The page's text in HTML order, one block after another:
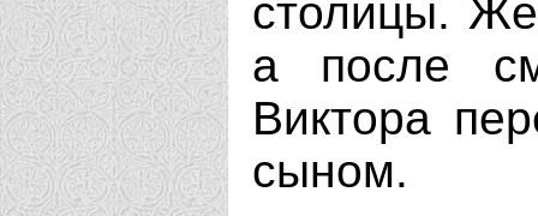
столицы.
а после
Виктора
сыном.